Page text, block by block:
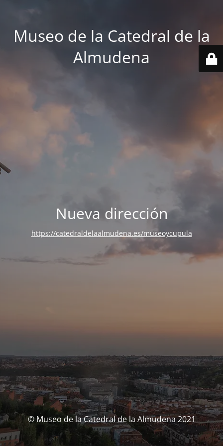
Museo de la Catedral de la
Almudena
Nueva dirección
https://catedraldelaalmudena.es/museoycupula
© Museo de la Catedral de la Almudena 2021